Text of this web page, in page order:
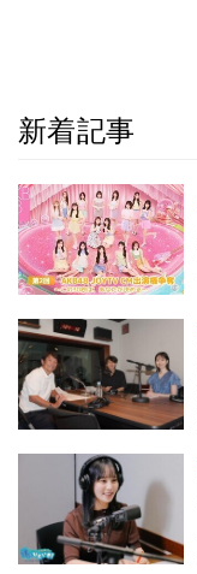
新着記事